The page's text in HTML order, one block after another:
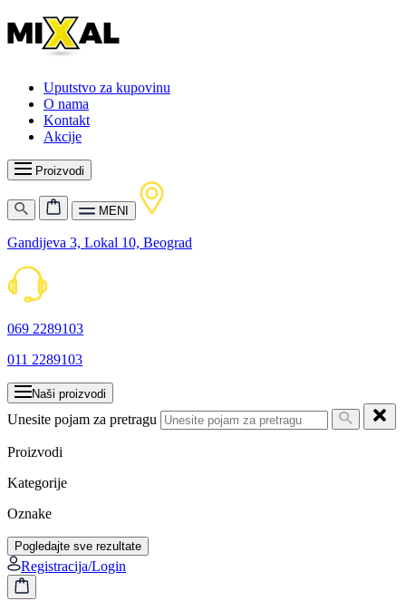
Uputstvo za kupovinu
O nama
Kontakt
Akcije
Proizvodi
MENI
Gandijeva 3, Lokal 10, Beograd
069 2289103
011 2289103
Naši proizvodi
Unesite pojam za pretragu
Proizvodi
Kategorije
Oznake
Pogledajte sve rezultate
Registracija/Login